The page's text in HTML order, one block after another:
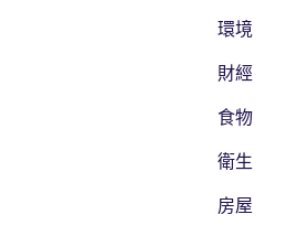
環境
財經
食物
衛生
房屋